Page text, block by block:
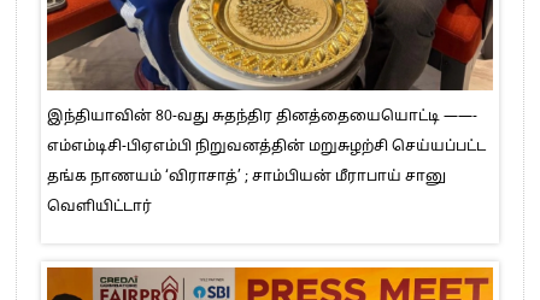
இந்தியாவின் 80-வது சுதந்திர தினத்தையையொட்டி ——-
எம்எம்டிசி-பிஏஎம்பி நிறுவனத்தின் மறுசுழற்சி செய்யப்பட்ட
தங்க நாணயம் ‘விராசாத்’ ; சாம்பியன் மீராபாய் சானு
வெளியிட்டார்